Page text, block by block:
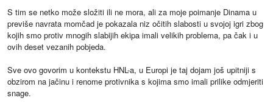
S tim se netko može složiti ili ne mora, ali za moje poimanje Dinama u
previše navrata momčad je pokazala niz očitih slabosti u svojoj igri zbog
kojih smo protiv mnogih slabijih ekipa imali velikih problema, pa čak i u
ovih deset vezanih pobjeda.
Sve ovo govorim u kontekstu HNL-a, u Europi je taj dojam još upitniji s
obzirom na jačinu i renome protivnika s kojima smo imali prilike odmjeriti
snage.